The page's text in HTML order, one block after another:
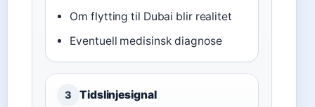
Om flytting til Dubai blir realitet
Eventuell medisinsk diagnose
3 Tidslinjesignal